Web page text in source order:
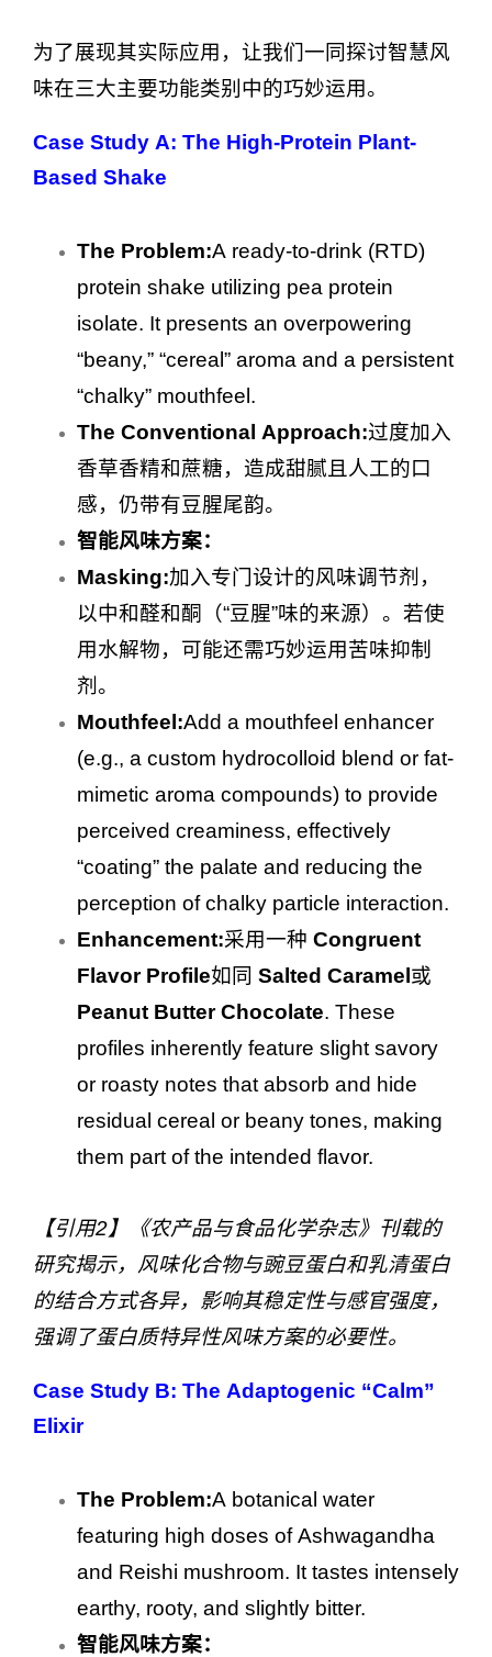
为了展现其实际应用，让我们一同探讨智慧风
味在三大主要功能类别中的巧妙运用。
Case Study A: The High-Protein Plant-
Based Shake
The Problem:A ready-to-drink (RTD)
protein shake utilizing pea protein
isolate. It presents an overpowering
“beany,” “cereal” aroma and a persistent
“chalky” mouthfeel.
The Conventional Approach:过度加入
香草香精和蔗糖，造成甜腻且人工的口
感，仍带有豆腥尾韵。
智能风味方案：
Masking:加入专门设计的风味调节剂，
以中和醛和酮（“豆腥”味的来源）。若使
用水解物，可能还需巧妙运用苦味抑制
剂。
Mouthfeel:Add a mouthfeel enhancer
(e.g., a custom hydrocolloid blend or fat-
mimetic aroma compounds) to provide
perceived creaminess, effectively
“coating” the palate and reducing the
perception of chalky particle interaction.
Enhancement:采用一种 Congruent
Flavor Profile如同 Salted Caramel 或
Peanut Butter Chocolate. These
profiles inherently feature slight savory
or roasty notes that absorb and hide
residual cereal or beany tones, making
them part of the intended flavor.
【引用2】《农产品与食品化学杂志》刊载的
研究揭示，风味化合物与豌豆蛋白和乳清蛋白
的结合方式各异，影响其稳定性与感官强度，
强调了蛋白质特异性风味方案的必要性。
Case Study B: The Adaptogenic “Calm”
Elixir
The Problem:A botanical water
featuring high doses of Ashwagandha
and Reishi mushroom. It tastes intensely
earthy, rooty, and slightly bitter.
智能风味方案：